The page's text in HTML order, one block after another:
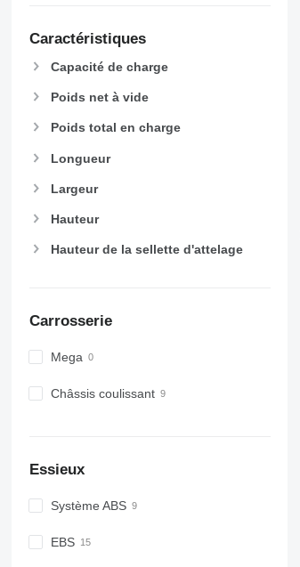
Caractéristiques
Capacité de charge
Poids net à vide
Poids total en charge
Longueur
Largeur
Hauteur
Hauteur de la sellette d'attelage
Carrosserie
Mega
Châssis coulissant
Essieux
Système ABS
EBS